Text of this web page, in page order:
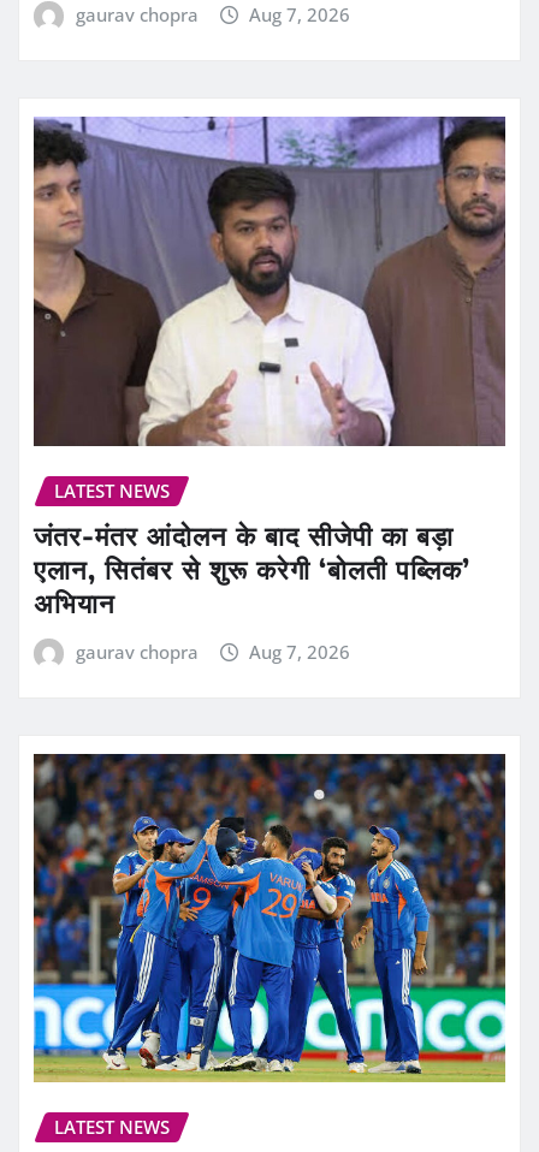
gaurav chopra Aug 7, 2026
LATEST NEWS
जंतर-मंतर आंदोलन के बाद सीजेपी का बड़ा
एलान, सितंबर से शुरू करेगी ‘बोलती पब्लिक’
अभियान
gaurav chopra Aug 7, 2026
LATEST NEWS